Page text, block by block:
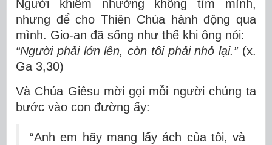
Người khiêm nhường không tìm mình,
nhưng để cho Thiên Chúa hành động qua
mình. Gio-an đã sống như thế khi ông nói:
“Người phải lớn lên, còn tôi phải nhỏ lại.”(x.
Ga 3,30)
Và Chúa Giêsu mời gọi mỗi người chúng ta
bước vào con đường ấy:
“Anh em hãy mang lấy ách của tôi, và